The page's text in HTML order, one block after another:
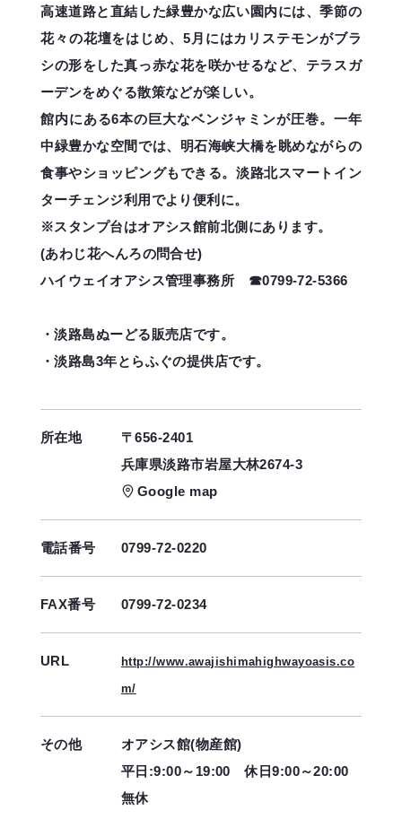
高速道路と直結した緑豊かな広い園内には、季節の
花々の花壇をはじめ、5月にはカリステモンがブラ
シの形をした真っ赤な花を咲かせるなど、テラスガ
ーデンをめぐる散策などが楽しい。
館内にある6本の巨大なベンジャミンが圧巻。一年
中緑豊かな空間では、明石海峡大橋を眺めながらの
食事やショッピングもできる。淡路北スマートイン
ターチェンジ利用でより便利に。
※スタンプ台はオアシス館前北側にあります。
(あわじ花へんろの問合せ)
ハイウェイオアシス管理事務所 ☎0799-72-5366
・淡路島ぬーどる販売店です。
・淡路島3年とらふぐの提供店です。
所在地
〒656-2401
兵庫県淡路市岩屋大林2674-3
Google map
電話番号 0799-72-0220
FAX番号 0799-72-0234
URL http://www.awajishimahighwayoasis.co
m/
その他
オアシス館(物産館)
平日:9:00～19:00 休日9:00～20:00
無休